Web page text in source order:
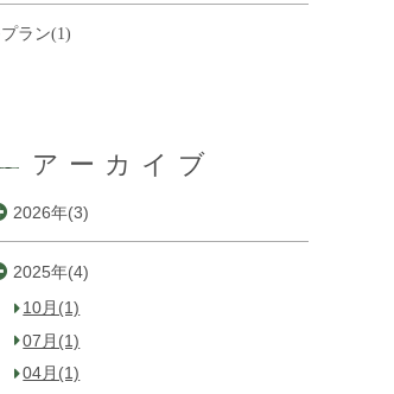
プラン(1)
アーカイブ
2026年(3)
2025年(4)
10月(1)
07月(1)
04月(1)